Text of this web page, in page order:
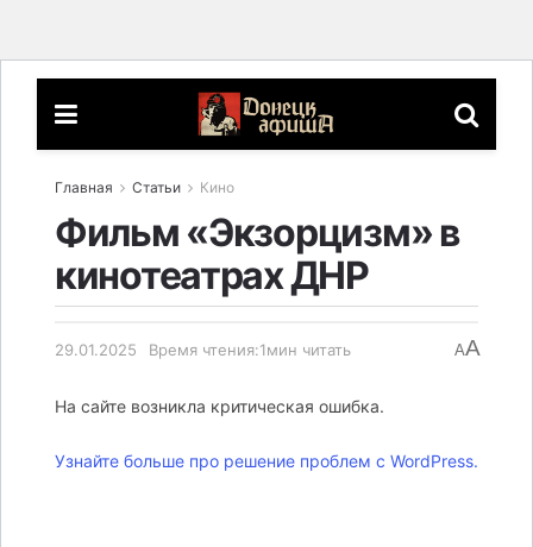
Главная Статьи Кино
Фильм «Экзорцизм» в
кинотеатрах ДНР
29.01.2025 Время чтения:1мин читать AA
На сайте возникла критическая ошибка.
Узнайте больше про решение проблем с WordPress.